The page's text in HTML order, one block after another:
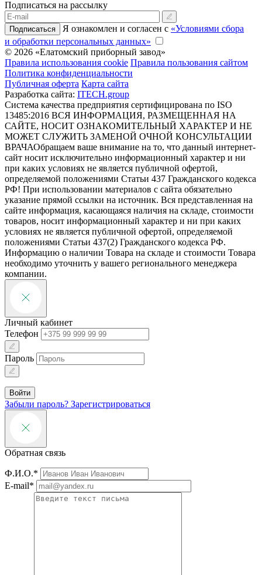
Подписаться на рассылку
Подписаться Я ознакомлен и согласен с «Условиями сбора
и обработки персональных данных»
© 2026 «Елатомский приборный завод»
Правила использования cookie Правила пользования сайтом
Политика конфиденциальности
Публичная оферта Карта сайта
Разработка сайта: ITECH.group
Система качества предприятия сертифицирована по ISO
13485:2016 ВСЯ ИНФОРМАЦИЯ, РАЗМЕЩЕННАЯ НА
САЙТЕ, НОСИТ ОЗНАКОМИТЕЛЬНЫЙ ХАРАКТЕР И НЕ
МОЖЕТ СЛУЖИТЬ ЗАМЕНОЙ ОЧНОЙ КОНСУЛЬТАЦИИ
ВРАЧАОбращаем ваше внимание на то, что данный интернет-
сайт носит исключительно информационный характер и ни
при каких условиях не является публичной офертой,
определяемой положениями Статьи 437 Гражданского кодекса
РФ! При использовании материалов с сайта обязательно
указание прямой ссылки на источник. Вся представленная на
сайте информация, касающаяся наличия на складе, стоимости
товаров, носит информационный характер и ни при каких
условиях не является публичной офертой, определяемой
положениями Статьи 437(2) Гражданского кодекса РФ.
Информацию о наличии Товара на складе и стоимости Товара
необходимо уточнить у вашего регионального менеджера
компании.
Личный кабинет
Телефон
Пароль
Войти
Забыли пароль? Зарегистрироваться
Обратная связь
Ф.И.О.*
E-mail*